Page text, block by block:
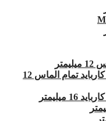
برقو ماشینی تنگستن کارباید تمام الماس 12
میلیمتر